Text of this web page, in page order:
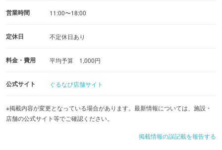
営業時間 11:00〜18:00
定休日 不定休日あり
料金・費用 平均予算 1,000円
公式サイト ぐるなび店舗サイト
※掲載内容が変更となっている場合があります。最新情報については、施設・
店舗の公式サイト等でご確認ください。
掲載情報の誤記載を報告する